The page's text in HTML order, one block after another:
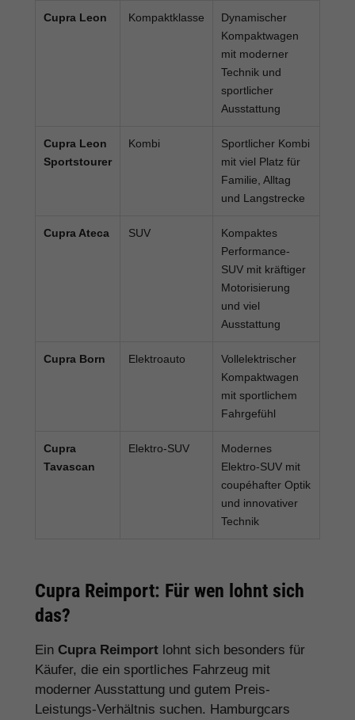
Cupra Leon Kompaktklasse
Dynamischer
Kompaktwagen
mit moderner
Technik und
sportlicher
Ausstattung
Cupra Leon
Sportstourer
Kombi
Sportlicher Kombi
mit viel Platz für
Familie, Alltag
und Langstrecke
Cupra Ateca SUV
Kompaktes
Performance-
SUV mit kräftiger
Motorisierung
und viel
Ausstattung
Cupra Born Elektroauto
Vollelektrischer
Kompaktwagen
mit sportlichem
Fahrgefühl
Cupra
Tavascan
Elektro-SUV
Modernes
Elektro-SUV mit
coupéhafter Optik
und innovativer
Technik
Cupra Reimport: Für wen lohnt sich
das?
Ein Cupra Reimport lohnt sich besonders für
Käufer, die ein sportliches Fahrzeug mit
moderner Ausstattung und gutem Preis-
Leistungs-Verhältnis suchen. Hamburgcars